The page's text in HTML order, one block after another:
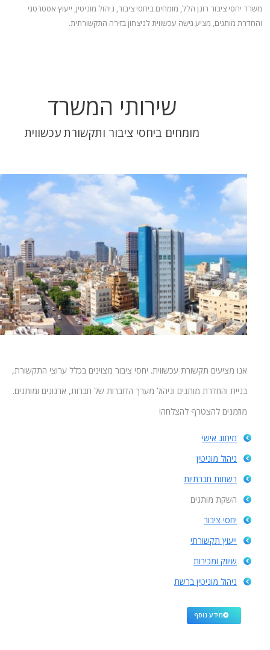
משרד יחסי ציבור רונן הלל, מומחים ביחסי ציבור, ניהול מוניטין, ייעוץ אסטרטגי
והחדרת מותגים, מציע גישה עכשווית לניצחון בזירה התקשורתית.
שירותי המשרד
מומחים ביחסי ציבור ותקשורת עכשווית
אנו מציעים תקשורת עכשווית. יחסי ציבור מצוינים בכלל ערוצי התקשורת,
בניית והחדרת מותגים וניהול מערך הדוברות של חברות, ארגונים ומותגים.
מוזמנים להצטרף להצלחה!
מיתוג אישי
ניהול מוניטין
רשתות חברתיות
השקת מותגים
יחסי ציבור
ייעוץ תקשורתי
שיווק ומכירות
ניהול מוניטין ברשת
מידע נוסף